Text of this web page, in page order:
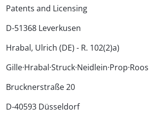
Patents and Licensing
D-51368 Leverkusen
Hrabal, Ulrich (DE) - R. 102(2)a)
Gille·Hrabal·Struck·Neidlein·Prop·Roos
Brucknerstraße 20
D-40593 Düsseldorf